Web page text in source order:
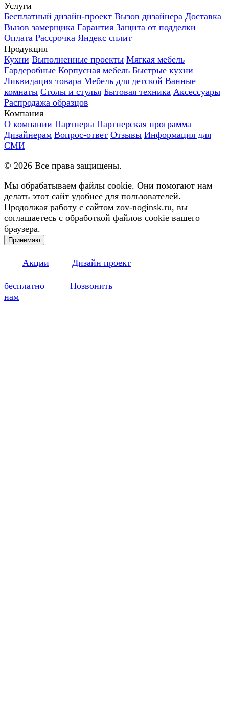
Услуги
Бесплатный дизайн-проект Вызов дизайнера Доставка
Вызов замерщика Гарантия Защита от подделки
Оплата Рассрочка Яндекс сплит
Продукция
Кухни Выполненные проекты Мягкая мебель
Гардеробные Корпусная мебель Быстрые кухни
Ликвидация товара Мебель для детской Ванные
комнаты Столы и стулья Бытовая техника Аксессуары
Распродажа образцов
Компания
О компании Партнеры Партнерская программа
Дизайнерам Вопрос-ответ Отзывы Информация для
СМИ
© 2026 Все права защищены.
Мы обрабатываем файлы cookie. Они помогают нам
делать этот сайт удобнее для пользователей.
Продолжая работу с сайтом zov-noginsk.ru, вы
соглашаетесь с обработкой файлов cookie вашего
браузера.
Принимаю
Акции Дизайн проект
бесплатно
Позвонить
нам